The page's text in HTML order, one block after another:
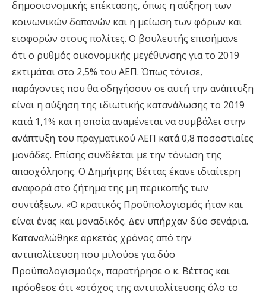
δημοσιονομικής επέκτασης, όπως η αύξηση των
κοινωνικών δαπανών και η μείωση των φόρων και
εισφορών στους πολίτες. Ο βουλευτής επισήμανε
ότι ο ρυθμός οικονομικής μεγέθυνσης για το 2019
εκτιμάται στο 2,5% του ΑΕΠ. Όπως τόνισε,
παράγοντες που θα οδηγήσουν σε αυτή την ανάπτυξη
είναι η αύξηση της ιδιωτικής κατανάλωσης το 2019
κατά 1,1% και η οποία αναμένεται να συμβάλει στην
ανάπτυξη του πραγματικού ΑΕΠ κατά 0,8 ποσοστιαίες
μονάδες. Επίσης συνδέεται με την τόνωση της
απασχόλησης. Ο Δημήτρης Βέττας έκανε ιδιαίτερη
αναφορά στο ζήτημα της μη περικοπής των
συντάξεων. «Ο κρατικός Προϋπολογισμός ήταν και
είναι ένας και μοναδικός. Δεν υπήρχαν δύο σενάρια.
Καταναλώθηκε αρκετός χρόνος από την
αντιπολίτευση που μιλούσε για δύο
Προϋπολογισμούς», παρατήρησε ο κ. Βέττας και
πρόσθεσε ότι «στόχος της αντιπολίτευσης όλο το